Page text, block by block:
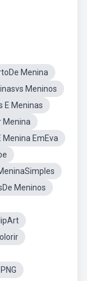
Menina
Meninos
E Meninas
Menina
Menina EmEva
Meninos